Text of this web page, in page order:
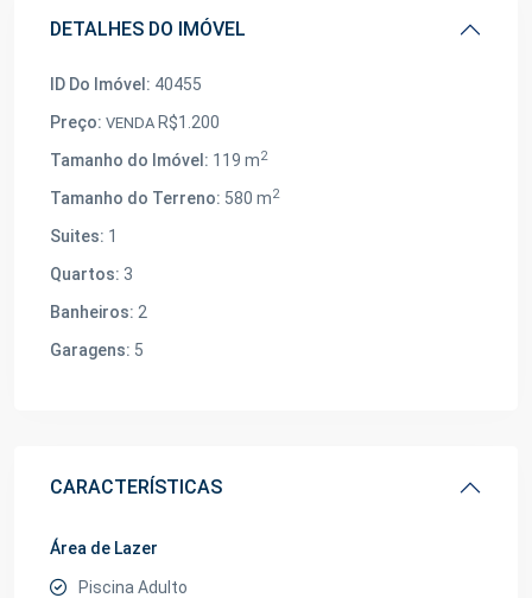
DETALHES DO IMÓVEL
ID Do Imóvel: 40455
Preço: VENDA R$1.200
Tamanho do Imóvel: 119 m2
Tamanho do Terreno: 580 m2
Suites: 1
Quartos: 3
Banheiros: 2
Garagens: 5
CARACTERÍSTICAS
Área de Lazer
Piscina Adulto